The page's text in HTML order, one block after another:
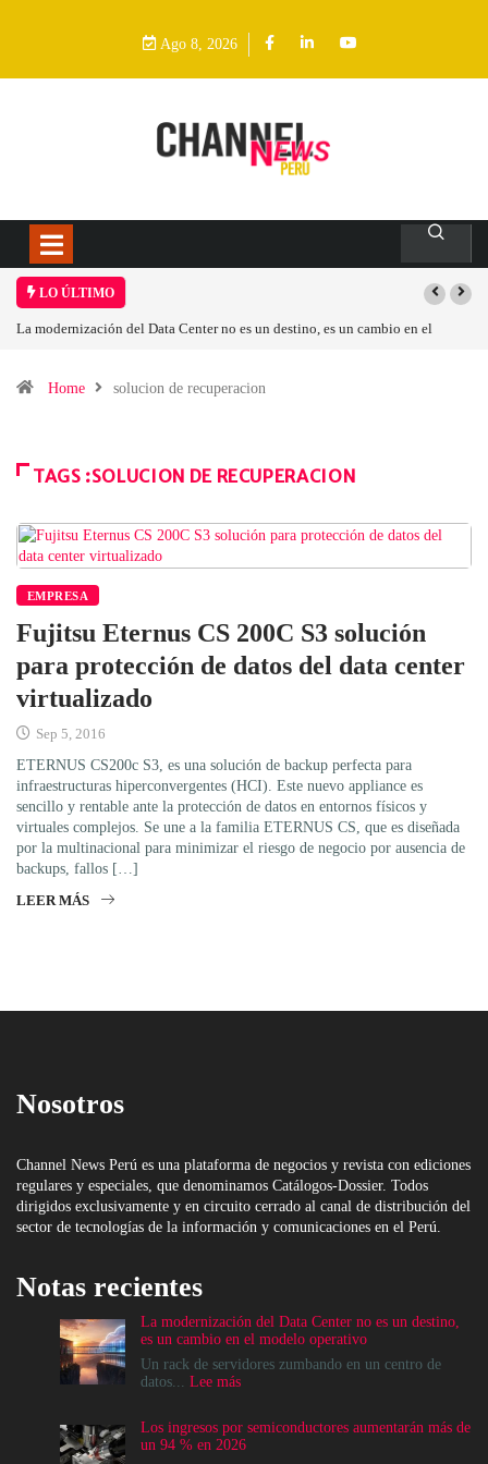
Ago 8, 2026
LO ÚLTIMO
La modernización del Data Center no es un destino, es un cambio en el
Home
solucion de recuperacion
TAGS :SOLUCION DE RECUPERACION
EMPRESA
Fujitsu Eternus CS 200C S3 solución
para protección de datos del data center
virtualizado
Sep 5, 2016
ETERNUS CS200c S3, es una solución de backup perfecta para
infraestructuras hiperconvergentes (HCI). Este nuevo appliance es
sencillo y rentable ante la protección de datos en entornos físicos y
virtuales complejos. Se une a la familia ETERNUS CS, que es diseñada
por la multinacional para minimizar el riesgo de negocio por ausencia de
backups, fallos […]
LEER MÁS
Nosotros
Channel News Perú es una plataforma de negocios y revista con ediciones
regulares y especiales, que denominamos Catálogos-Dossier. Todos
dirigidos exclusivamente y en circuito cerrado al canal de distribución del
sector de tecnologías de la información y comunicaciones en el Perú.
Notas recientes
La modernización del Data Center no es un destino,
es un cambio en el modelo operativo
Un rack de servidores zumbando en un centro de
datos... Lee más:
del
Data
Los ingresos por semiconductores aumentarán más de
un 94 % en 2026